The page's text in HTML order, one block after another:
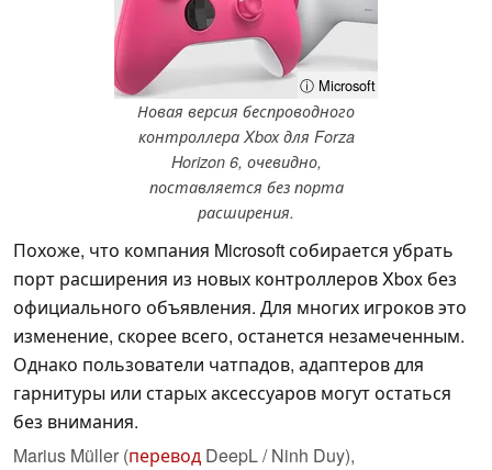
ⓘ Microsoft
Новая версия беспроводного
контроллера Xbox для Forza
Horizon 6, очевидно,
поставляется без порта
расширения.
Похоже, что компания Microsoft собирается убрать
порт расширения из новых контроллеров Xbox без
официального объявления. Для многих игроков это
изменение, скорее всего, останется незамеченным.
Однако пользователи чатпадов, адаптеров для
гарнитуры или старых аксессуаров могут остаться
без внимания.
Marius Müller (перевод DeepL / Ninh Duy),